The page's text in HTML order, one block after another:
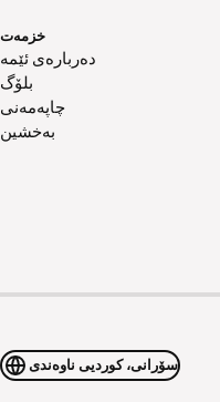
خزمەت
دەربارەی ئێمە
بلۆگ
چاپەمەنی
بەخشین
سۆرانی، کوردیی ناوەندی